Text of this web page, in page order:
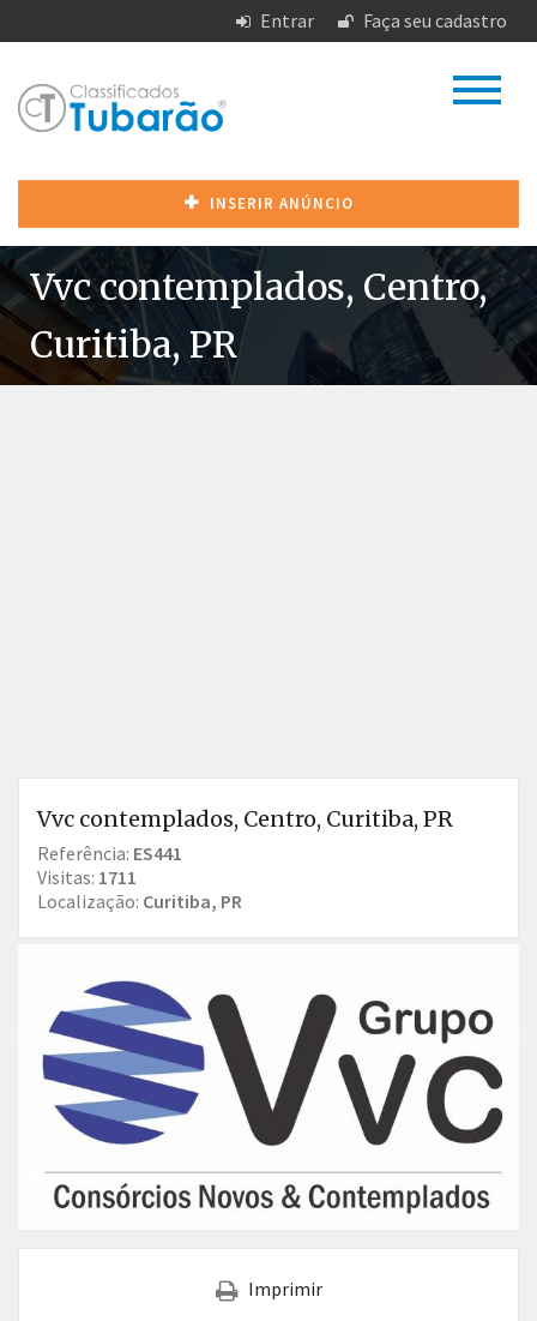
Entrar Faça seu cadastro
INSERIR ANÚNCIO
Vvc contemplados, Centro,
Curitiba, PR
Vvc contemplados, Centro, Curitiba, PR
Referência: ES441
Visitas: 1711
Localização: Curitiba, PR
Imprimir